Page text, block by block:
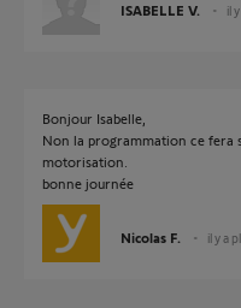
ISABELLE V. il
Bonjour Isabelle,
Non la programmation ce fera
motorisation.
bonne journée
Nicolas F. il y a